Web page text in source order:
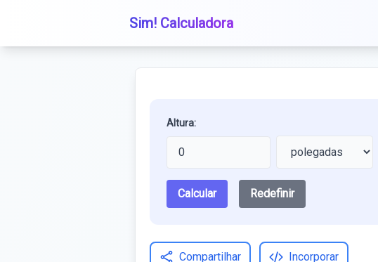
Sim! Calculadora
Altura:
Calcular Redefinir
Compartilhar Incorporar